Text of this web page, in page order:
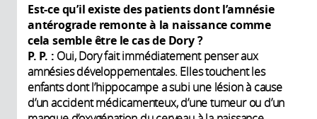
Est-ce qu’il existe des patients dont l’amnésie
antérograde remonte à la naissance comme
cela semble être le cas de Dory?
P. P. : Oui, Dory fait immédiatement penser aux
amnésies développementales. Elles touchent les
enfants dont l’hippocampe a subi une lésion à cause
d’un accident médicamenteux, d’une tumeur ou d’un